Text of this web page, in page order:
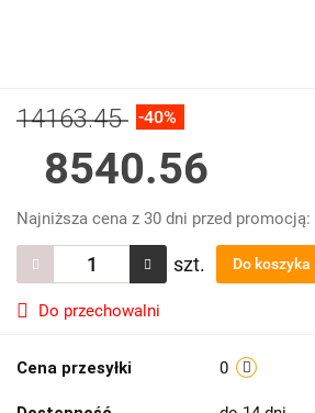
14163.45 -40%
8540.56
Najniższa cena z 30 dni przed promocją:
szt. Do koszyka
Do przechowalni
Cena przesyłki 0